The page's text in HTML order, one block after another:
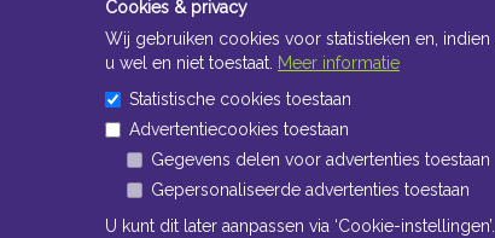
Cookies & privacy
Wij gebruiken cookies voor statistieken en,
u wel en niet toestaat. Meer informatie
Statistische cookies toestaan
Advertentiecookies toestaan
Gegevens delen voor advertenties toestaan
Gepersonaliseerde advertenties toestaan
U kunt dit later aanpassen via ‘Cookie-instellingen’.